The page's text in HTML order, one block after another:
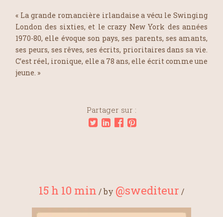
« La grande romancière irlandaise a vécu le Swinging
London des sixties, et le crazy New York des années
1970-80, elle évoque son pays, ses parents, ses amants,
ses peurs, ses rêves, ses écrits, prioritaires dans sa vie.
C’est réel, ironique, elle a 78 ans, elle écrit comme une
jeune. »
Partager sur :
15 h 10 min /by @swediteur /